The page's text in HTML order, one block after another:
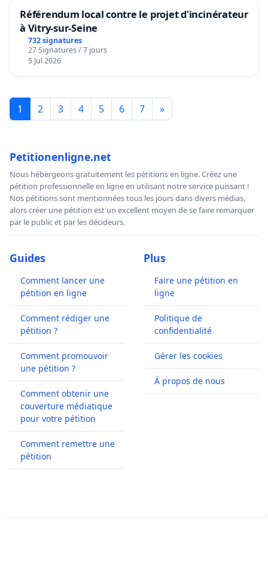
Référendum local contre le projet d'incinérateur
à Vitry-sur-Seine
732 signatures
27 Signatures / 7 jours
5 Jul 2026
1 2 3 4 5 6 7 »
Petitionenligne.net
Nous hébergeons gratuitement les pétitions en ligne. Créez une
pétition professionnelle en ligne en utilisant notre service puissant !
Nos pétitions sont mentionnées tous les jours dans divers médias,
alors créer une pétition est un excellent moyen de se faire remarquer
par le public et par les décideurs.
Guides
Comment lancer une
pétition en ligne
Comment rédiger une
pétition ?
Comment promouvoir
une pétition ?
Comment obtenir une
couverture médiatique
pour votre pétition
Comment remettre une
pétition
Plus
Faire une pétition en
ligne
Politique de
confidentialité
Gérer les cookies
À propos de nous